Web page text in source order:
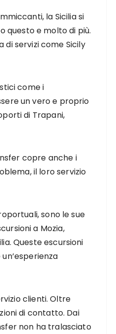
la Sicilia si
questo e molto di più.
servizi come Sicily
come i
un vero e proprio
di Trapani,
copre anche i
il loro servizio
sono le sue
a Mozia,
Queste escursioni
clienti. Oltre
di contatto. Dai
non ha tralasciato